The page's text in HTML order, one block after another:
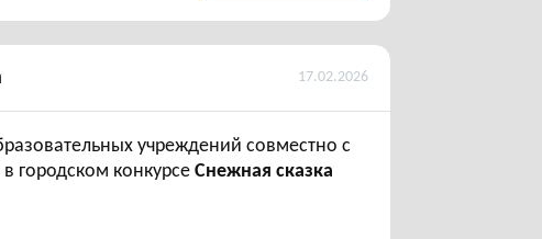
17.02.2026
учреждений совместно с
городском конкурсе Снежная сказка